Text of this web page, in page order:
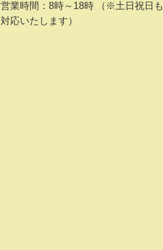
営業時間：8時～18時 （※土日祝日も
対応いたします）